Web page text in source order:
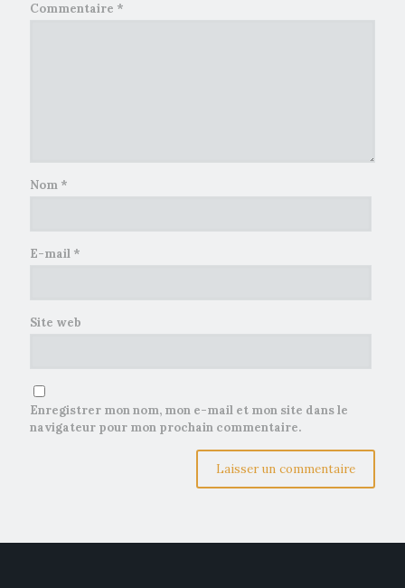
Commentaire *
Nom *
E-mail *
Site web
Enregistrer mon nom, mon e-mail et mon site dans le
navigateur pour mon prochain commentaire.